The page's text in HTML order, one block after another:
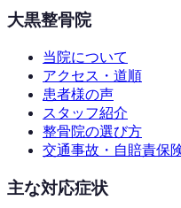
大黒整骨院
当院について
アクセス・道順
患者様の声
スタッフ紹介
整骨院の選び方
交通事故・自賠責保
主な対応症状